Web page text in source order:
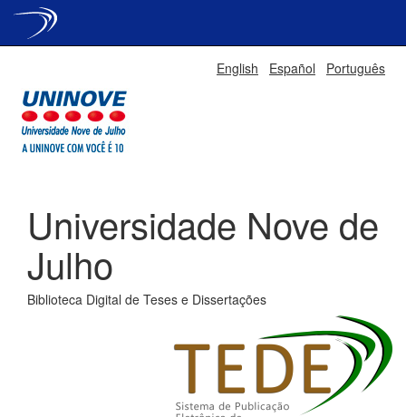
English Español Português
Universidade Nove de
Julho
Biblioteca Digital de Teses e Dissertações